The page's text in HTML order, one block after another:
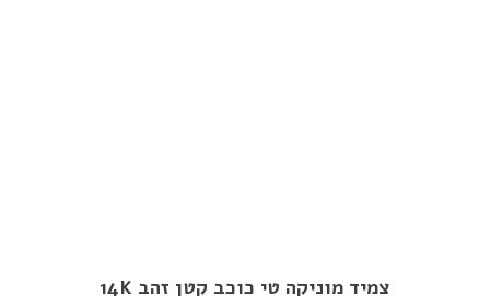
צמיד מוניקה טי כוכב קטן זהב 14K